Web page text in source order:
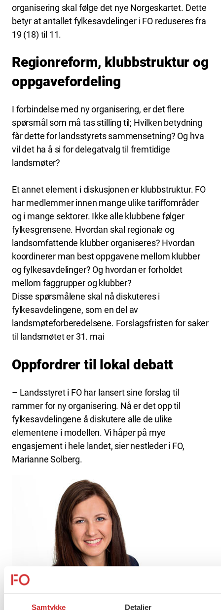
Samtykke Detaljer
organisering skal følge det nye Norgeskartet. Dette
betyr at antallet fylkesavdelinger i FO reduseres fra
19 (18) til 11.
Regionreform, klubbstruktur og
oppgavefordeling
I forbindelse med ny organisering, er det flere
spørsmål som må tas stilling til; Hvilken betydning
får dette for landsstyrets sammensetning? Og hva
vil det ha å si for delegatvalg til fremtidige
landsmøter?
Et annet element i diskusjonen er klubbstruktur. FO
har medlemmer innen mange ulike tariffområder
og i mange sektorer. Ikke alle klubbene følger
fylkesgrensene. Hvordan skal regionale og
landsomfattende klubber organiseres? Hvordan
koordinerer man best oppgavene mellom klubber
og fylkesavdelinger? Og hvordan er forholdet
mellom faggrupper og klubber?
Disse spørsmålene skal nå diskuteres i
fylkesavdelingene, som en del av
landsmøteforberedelsene. Forslagsfristen for saker
til landsmøtet er 31. mai
Oppfordrer til lokal debatt
– Landsstyret i FO har lansert sine forslag til
rammer for ny organisering. Nå er det opp til
fylkesavdelingene å diskutere alle de ulike
elementene i modellen. Vi håper på mye
engasjement i hele landet, sier nestleder i FO,
Marianne Solberg.